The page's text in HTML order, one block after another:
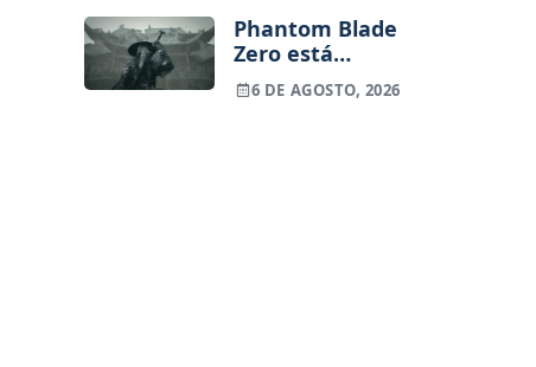
um jogo novo
Phantom Blade
Zero está
terminado, pré-
vendas começam
6 DE AGOSTO, 2026